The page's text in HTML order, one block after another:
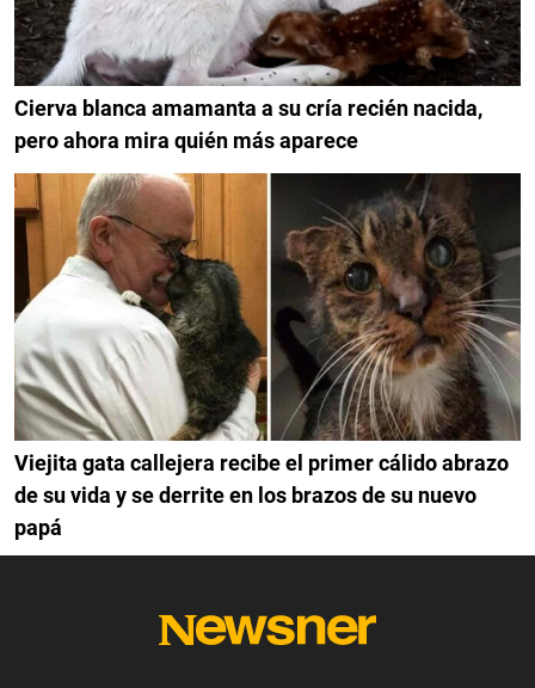
Cierva blanca amamanta a su cría recién nacida,
pero ahora mira quién más aparece
Viejita gata callejera recibe el primer cálido abrazo
de su vida y se derrite en los brazos de su nuevo
papá